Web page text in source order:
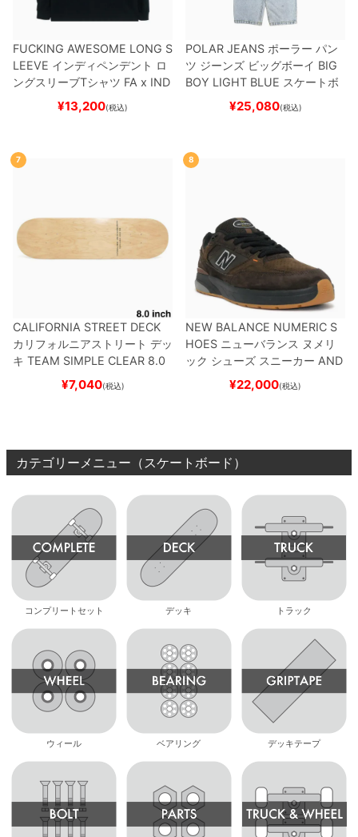
FUCKING AWESOME LONG S
LEEVE インディペンデント ロ
ングスリーブTシャツ FA x IND
EPENDENTHOSTAGE
スケートボード スケボー
¥13,200(税込)
POLAR JEANS ポーラー パン
ツ ジーンズ ビッグボーイ BIG
BOY LIGHT BLUE スケートボ
ード スケボー
¥25,080(税込)
7
CALIFORNIA STREET DECK
カリフォルニアストリート デッ
キ TEAM SIMPLE CLEAR 8.0
ブランク（DSM）
ード スケボー
¥7,040(税込)
8
NEW BALANCE NUMERIC S
HOES ニューバランス ヌメリ
ック シューズ スニーカー AND
REW REYNOLDS 933
BROWN/BLACKスケート
¥22,000(税込)
カテゴリーメニュー（スケートボード）
コンプリートセット デッキ トラック
ウィール ベアリング デッキテープ